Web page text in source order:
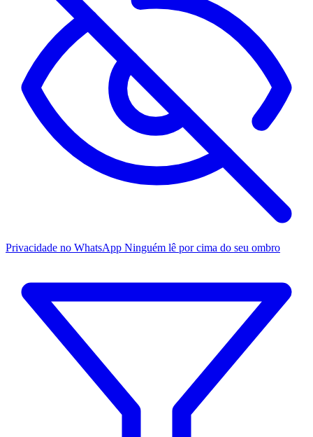
Privacidade no WhatsApp Ninguém lê por cima do seu ombro